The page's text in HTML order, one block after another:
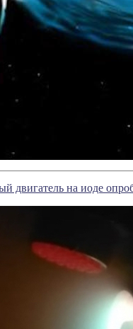
двигатель на иоде